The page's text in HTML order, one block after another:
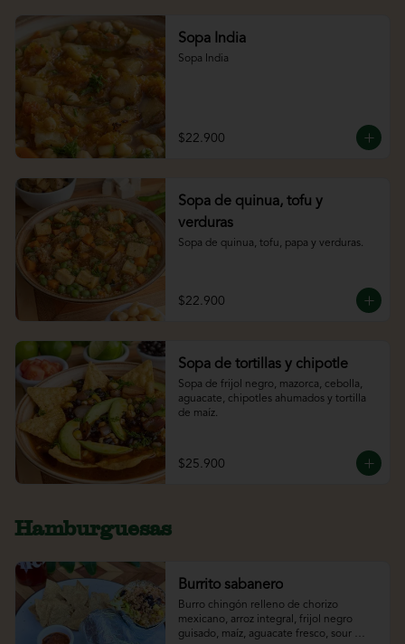
Sopa India
Sopa India
$22.900
Sopa de quinua, tofu y
verduras
Sopa de quinua, tofu, papa y verduras.
$22.900
Sopa de tortillas y chipotle
Sopa de frijol negro, mazorca, cebolla,
aguacate, chipotles ahumados y tortilla
de maíz.
$25.900
Hamburguesas
Burrito sabanero
Burro chingón relleno de chorizo
mexicano, arroz integral, frijol negro
guisado, maíz, aguacate fresco, sour